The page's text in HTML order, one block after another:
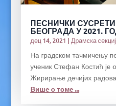
ПЕСНИЧКИ
БЕОГРАДА У 2021.
дец 14, 2021 | Драмска
На градском тачмичењу
ученик Стефан Костић је
Жирирање дечијих радова
Више о томе ...